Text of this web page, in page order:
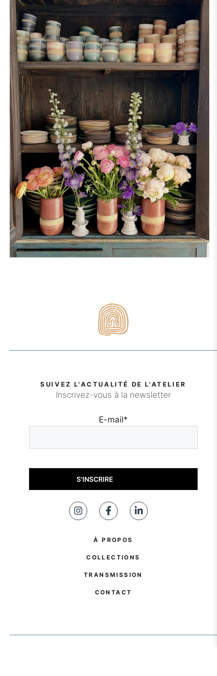
SUIVEZ L'ACTUALITÉ DE L'ATELIER
Inscrivez-vous à la newsletter
E-mail*
À PROPOS
COLLECTIONS
TRANSMISSION
CONTACT